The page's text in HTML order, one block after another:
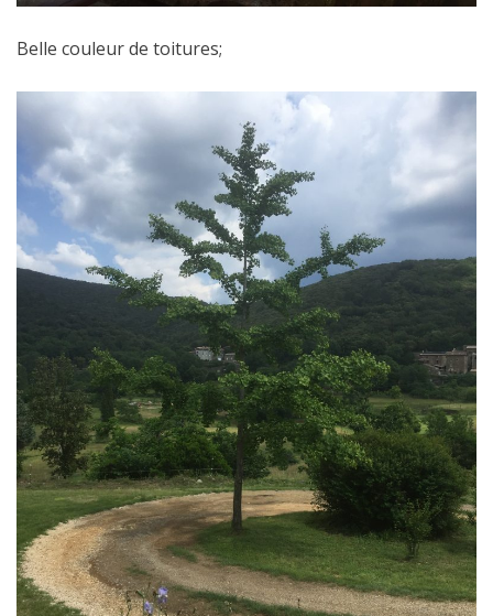
Belle couleur de toitures;